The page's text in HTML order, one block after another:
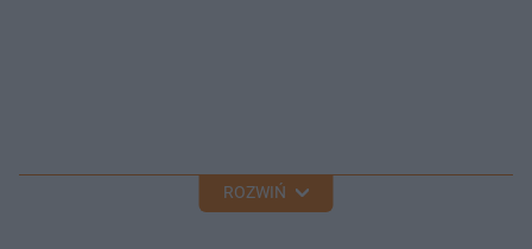
ROZWIŃ